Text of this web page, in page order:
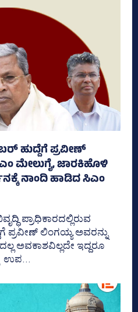
ಹುದ್ದೆಗೆ ಪ್ರವೀಣ್‌
ಮೇಲುಗೈ, ಜಾರಕಿಹೊಳಿ
ನಾಂದಿ ಹಾಡಿದ ಸಿಎಂ
ಪ್ರಾಧಿಕಾರದಲ್ಲಿರುವ
ಲಿಂಗಯ್ಯ ಅವರನ್ನು
ಅವಕಾಶವಿಲ್ಲದೇ ಇದ್ದರೂ
ಉಪ...